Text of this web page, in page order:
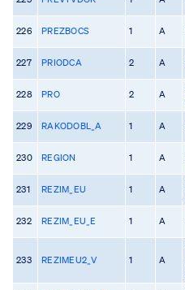
226 PREZBOCS 1 A
227 PRIODCA 2 A
228 PRO 2 A
229 RAKODOBL_A 1 A
230 REGION 1 A
231 REZIM_EU 1 A
232 REZIM_EU_E 1 A
233 REZIMEU2_V 1 A